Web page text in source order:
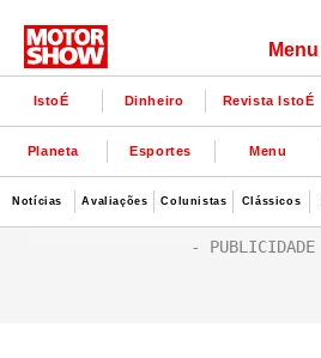
Menu
IstoÉ Dinheiro Revista IstoÉ
Planeta Esportes Menu
Notícias Avaliações Colunistas Clássicos